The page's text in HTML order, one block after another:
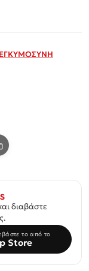
ΕΓΚΥΜΟΣΥΝΗ
διαβάστε
το από το
Store